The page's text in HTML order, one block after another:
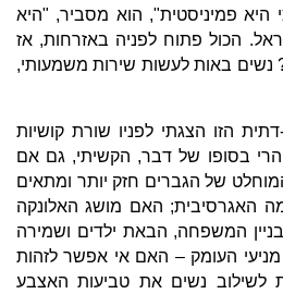
היא פמיניסטית", הוא מסביר, "היא
הכול פתוח לפניה באזרחות, אז
באות לעשות שירות משמעותי,
הזו הצגתי לפניו שורת קושיות
בסופו של דבר, הקשיתי, גם אם
של הגברים חזק יותר ומתאים
האגרסיבית; האם מושג האלונקה
המשפחה, הבאת ילדים ושמירה
העומק – האם אי אפשר לזהות
לשילוב נשים את טביעות האצבע